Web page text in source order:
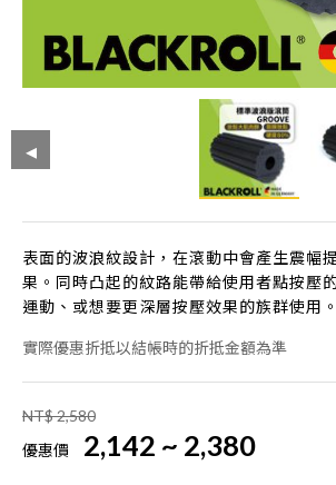
表面的波浪紋設計，在滾動中會產生震幅
果。同時凸起的紋路能帶給使用者點按壓
運動、或想要更深層按壓效果的族群使用。
實際優惠折抵以結帳時的折抵金額為準
NT$ 2,580
優惠價 2,142 ~ 2,380